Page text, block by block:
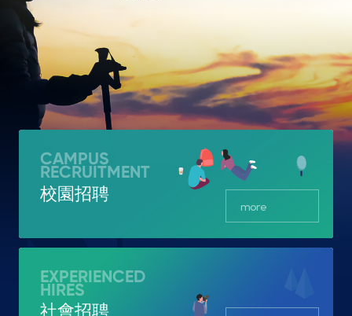
CAMPUS
RECRUITMENT
校園招聘
more
EXPERIENCED
HIRES
社會招聘